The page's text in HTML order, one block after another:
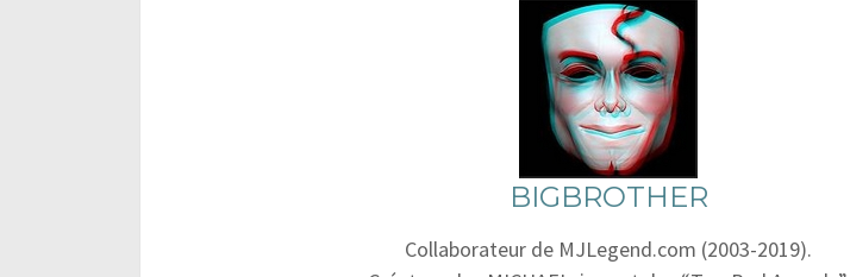
BIGBROTHER
Collaborateur de MJLegend.com (2003-2019).